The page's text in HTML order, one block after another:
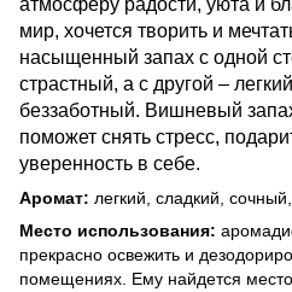
атмосферу радости, уюта и
мир, хочется творить и
насыщенный запах с одной
страстный, а с другой –
беззаботный. Вишневый
поможет снять стресс,
уверенность в себе.
Аромат: легкий, сладкий,
Место использования:
прекрасно освежить и
помещениях. Ему найдется место